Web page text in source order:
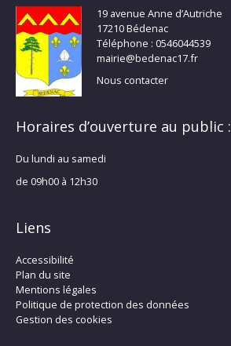
19 avenue Anne d’Autriche
17210 Bédenac
Téléphone : 0546044539
mairie@bedenac17.fr
Nous contacter
Horaires d’ouverture au public :
Du lundi au samedi
de 09h00 à 12h30
Liens
Accessibilité
Plan du site
Mentions légales
Politique de protection des données
Gestion des cookies